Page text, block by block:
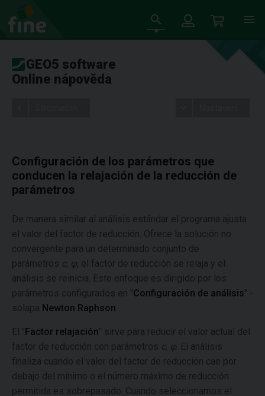
GEO5 software
Online nápověda
Configuración de los parámetros que
conducen la relajación de la reducción de
parámetros
De manera similar al análisis estándar el programa ajusta
el valor del factor de reducción. Ofrece la solución no
convergente para un determinado conjunto de
parámetros c, φ, el factor de reducción se relaja y el
análisis se reinicia. Este enfoque es dirigido por los
parámetros configurados en "Configuración de análisis" -
solapa Newton Raphson
El "Factor relajación" sirve para reducir el valor actual del
factor de reducción con parámetros c, φ . El análisis
finaliza cuando el valor del factor de reducción cae por
debajo del mínimo o el número máximo de reducción
permitida es sobrepasado. Cuando seleccionamos el